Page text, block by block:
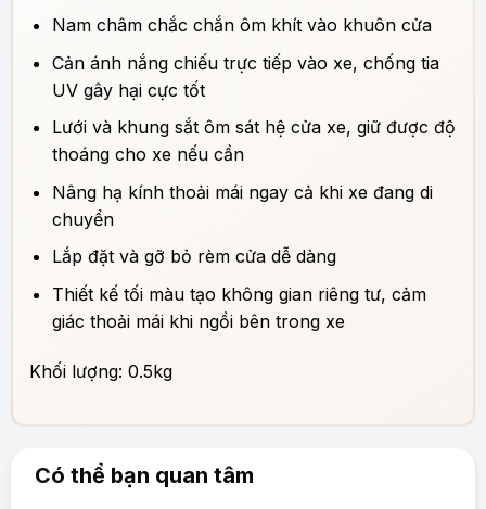
Nam châm chắc chắn ôm khít vào khuôn cửa
Cản ánh nắng chiếu trực tiếp vào xe, chống tia
UV gây hại cực tốt
Lưới và khung sắt ôm sát hệ cửa xe, giữ được độ
thoáng cho xe nếu cần
Nâng hạ kính thoải mái ngay cả khi xe đang di
chuyển
Lắp đặt và gỡ bỏ rèm cửa dễ dàng
Thiết kế tối màu tạo không gian riêng tư, cảm
giác thoải mái khi ngồi bên trong xe
Khối lượng: 0.5kg
Có thể bạn quan tâm